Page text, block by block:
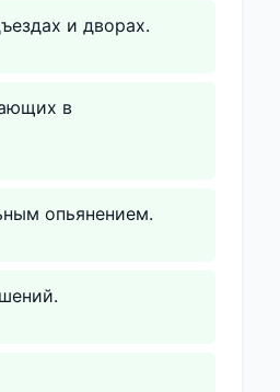
и дворах.
в
опьянением.